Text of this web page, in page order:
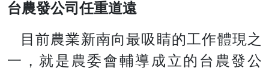
台農發公司任重道遠
目前農業新南向最吸睛的工作體現之
一，就是農委會輔導成立的台農發公